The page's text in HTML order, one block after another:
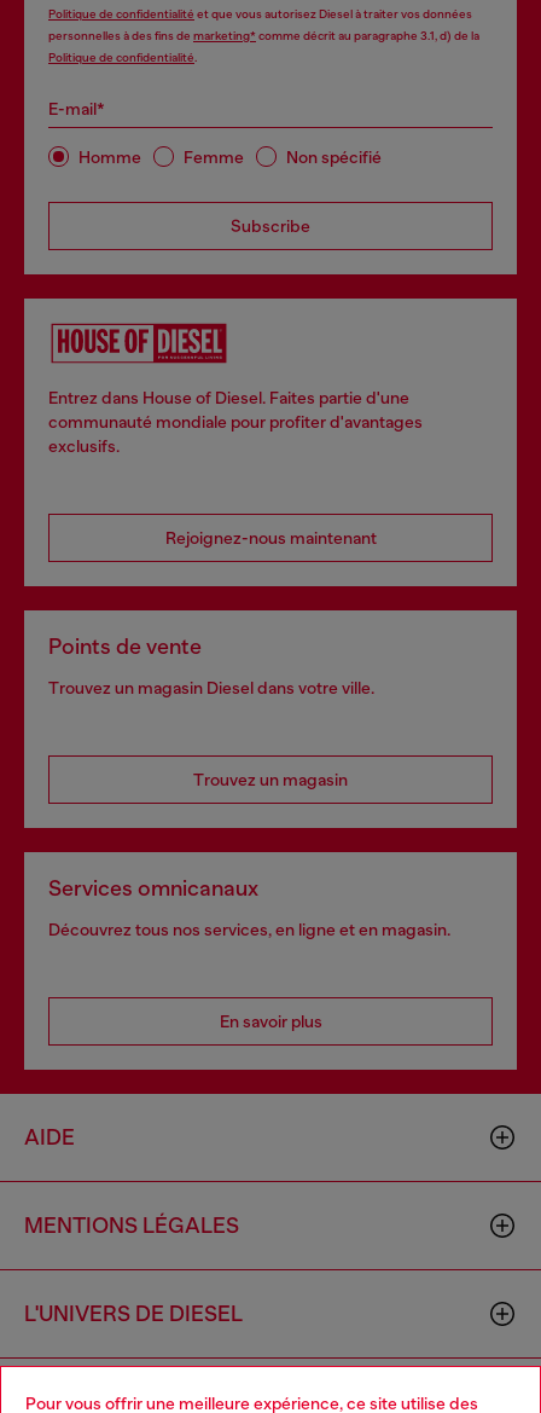
Pour vous offrir une meilleure expérience, ce site utilise des
Politique de confidentialité et que vous autorisez Diesel à traiter vos données
personnelles à des fins de marketing*comme décrit au paragraphe 3.1, d) de la
Politique de confidentialité
E-mail*
Homme Femme Non spécifié
Subscribe
Entrez dans House of Diesel. Faites partie d'une
communauté mondiale pour profiter d'avantages
exclusifs.
Rejoignez-nous maintenant
Points de vente
Trouvez un magasin Diesel dans votre ville.
Trouvez un magasin
Services omnicanaux
Découvrez tous nos services, en ligne et en magasin.
En savoir plus
AIDE
MENTIONS LÉGALES
L'UNIVERS DE DIESEL
CORPORATE